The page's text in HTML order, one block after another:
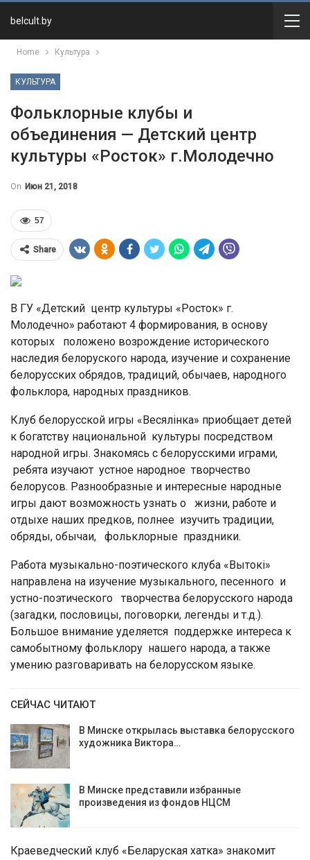
belcult.by
Home Культура
КУЛЬТУРА
Фольклорные клубы и
объединения — Детский центр
культуры «Росток» г.Молодечно
On Июн 21, 2018
57
Share
В ГУ «Детский центр культуры «Росток» г.
Молодечно» работают 4 формирования, в основу
которых положено возрождение исторического
наследия белоруского народа, изучение и сохранение
белорусских обрядов, традиций, обычаев, народного
фольклора, народных праздников.
Клуб белорусской игры «Весялінка» приобщает детей
к богатству национальной культуры посредством
народной игры. Знакомясь с белорусскими играми,
ребята изучают устное народное творчество
белорусов. Разнообразные и интересные народные
игры дают возможность узнать о жизни, работе и
отдыхе наших предков, полнее изучить традиции,
обряды, обычаи, фольклорные праздники.
Работа музыкально-поэтического клуба «Вытокі»
направлена на изучение музыкального, песенного и
устно-поэтического творчества белорусского народа
(загадки, пословицы, поговорки, легенды и т.д.).
Большое внимание уделяется поддержке интереса к
самобытному фольклору нашего народа, а также
умению разговаривать на белорусском языке.
СЕЙЧАС ЧИТАЮТ
В Минске открылась выставка белорусского
художника Виктора…
В Минске представили избранные
произведения из фондов НЦСМ
Краеведческий клуб «Беларуская хатка» знакомит